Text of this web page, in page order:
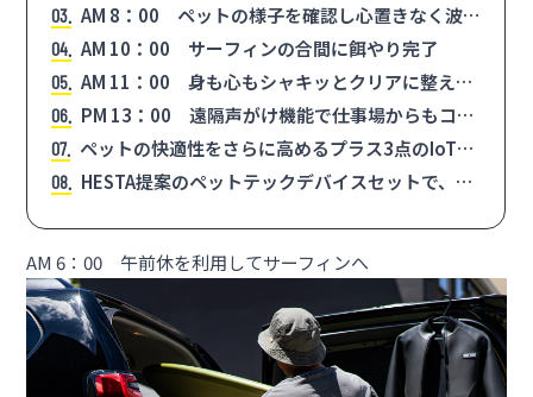
3 AM 8：00 ペットの様子を確認し心置きなく波に
乗る
4 AM 10：00 サーフィンの合間に餌やり完了
5 AM 11：00 身も心もシャキッとクリアに整えて
仕事場へ
6
PM 13：00 遠隔声がけ機能で仕事場からもコミ
ュニケーション
7
ペットの快適性をさらに高めるプラス3点のIoTデ
バイス
8
HESTA提案のペットテックデバイスセットで、ペ
AM 6：00 午前休を利用してサーフィンへ